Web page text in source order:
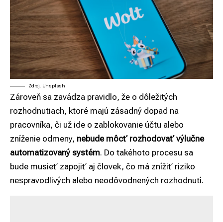
Zdroj. Unsplash
Zároveň sa zavádza pravidlo, že o dôležitých
rozhodnutiach, ktoré majú zásadný dopad na
pracovníka, či už ide o zablokovanie účtu alebo
zníženie odmeny, nebude môcť rozhodovať výlučne
automatizovaný systém. Do takéhoto procesu sa
bude musieť zapojiť aj človek, čo má znížiť riziko
nespravodlivých alebo neodôvodnených rozhodnutí.